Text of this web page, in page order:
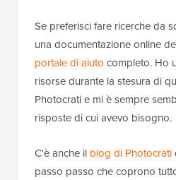
Se preferisci fare ricerche da
una documentazione online
portale di aiuto completo. Ho
risorse durante la stesura di
Photocrati e mi è sempre
risposte di cui avevo bisogno.
C'è anche il blog di Photocrati
passo passo che coprono